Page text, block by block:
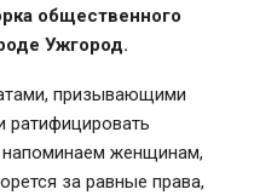
общественного
Ужгород.
призывающими
ратифицировать
женщинам,
за равные права,